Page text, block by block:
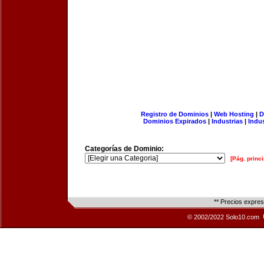
Registro de Dominios| Web Hosting |
Dominios Expirados | Industrias |
Categorías de Dominio:
[Pág.
** Precios
© 2002/2022 Solo10.com